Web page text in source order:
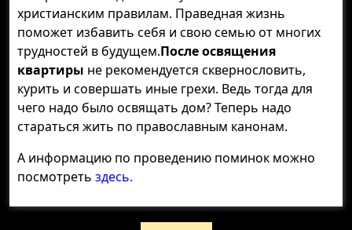
христианским правилам. Праведная жизнь
поможет избавить себя и свою семью от многих
трудностей в будущем.После освящения
квартиры не рекомендуется сквернословить,
курить и совершать иные грехи. Ведь тогда для
чего надо было освящать дом? Теперь надо
стараться жить по православным канонам.
А информацию по проведению поминок можно
посмотреть здесь.